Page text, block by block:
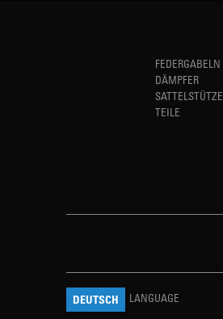
FEDERGABELN
DÄMPFER
SATTELSTÜTZE
TEILE
DEUTSCH LANGUAGE